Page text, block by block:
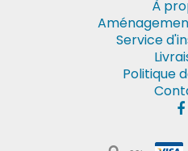
À
Service
Politique